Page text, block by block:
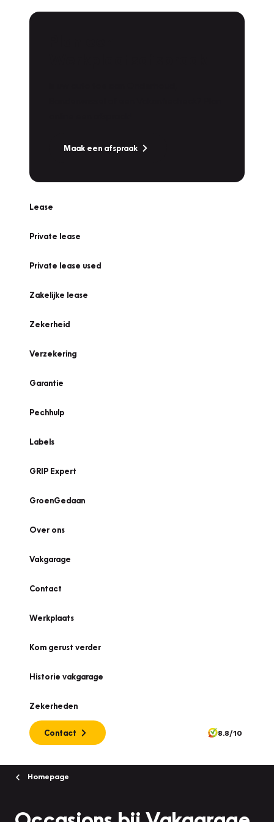
Maak een afspraak
Lease
Private lease
Private lease used
Zakelijke lease
Zekerheid
Verzekering
Garantie
Pechhulp
Labels
GRIP Expert
GroenGedaan
Over ons
Vakgarage
Contact
Werkplaats
Kom gerust verder
Historie vakgarage
Zekerheden
Contact 8.8/10
Homepage